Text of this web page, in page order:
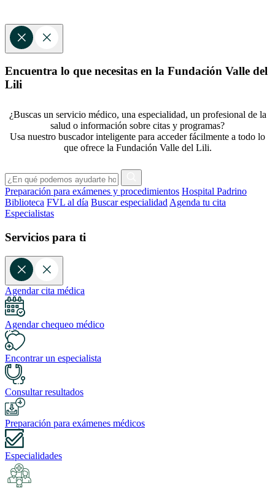
Encuentra lo que necesitas en la Fundación Valle del
Lili
¿Buscas un servicio médico, una especialidad, un profesional de la
salud o información sobre citas y programas?
Usa nuestro buscador inteligente para acceder fácilmente a todo lo
que ofrece la Fundación Valle del Lili.
Preparación para exámenes y procedimientos Hospital Padrino
Biblioteca FVL al día Buscar especialidad Agenda tu cita
Especialistas
Servicios para ti
Agendar cita médica
Agendar chequeo médico
Encontrar un especialista
Consultar resultados
Preparación para exámenes médicos
Especialidades